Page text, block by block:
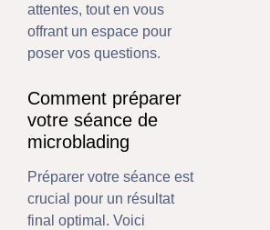
attentes, tout en vous
offrant un espace pour
poser vos questions.
Comment préparer
votre séance de
microblading
Préparer votre séance est
crucial pour un résultat
final optimal. Voici